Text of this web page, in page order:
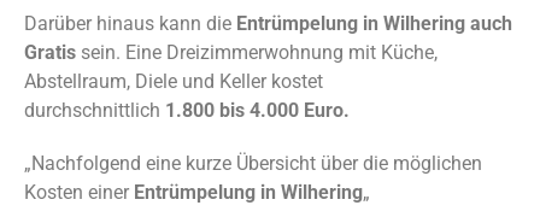
Darüber hinaus kann die Entrümpelung in Wilhering auch
Gratis sein. Eine Dreizimmerwohnung mit Küche,
Abstellraum, Diele und Keller kostet
durchschnittlich 1.800 bis 4.000 Euro.
„Nachfolgend eine kurze Übersicht über die möglichen
Kosten einer Entrümpelung in Wilhering„